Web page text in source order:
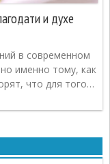
и духе
в современном
именно тому, как
что для того…